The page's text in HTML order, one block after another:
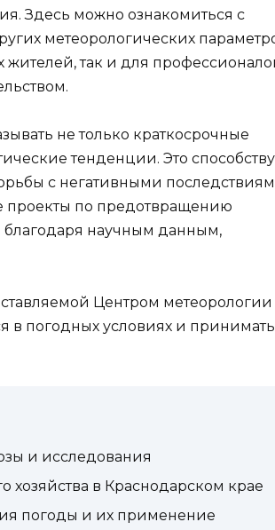
Здесь можно ознакомиться с
метеорологических
так и для
не только краткосрочные
тенденции. Это
с негативными
проекты по предотвращению
научным данным,
Центром метеорологии
в погодных условиях и принимать
и исследования
хозяйства в Краснодарском крае
погоды и их применение